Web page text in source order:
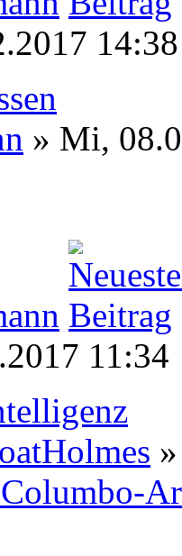
14:38
» Mi,
11:34